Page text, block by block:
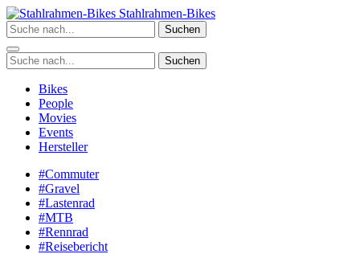
Zum
Inhalt
springen
Stahlrahmen-Bikes
Suchen
Suchen
Bikes
People
Movies
Events
Hersteller
#Commuter
#Gravel
#Lastenrad
#MTB
#Rennrad
#Reisebericht